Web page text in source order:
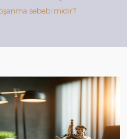
sebebi midir?